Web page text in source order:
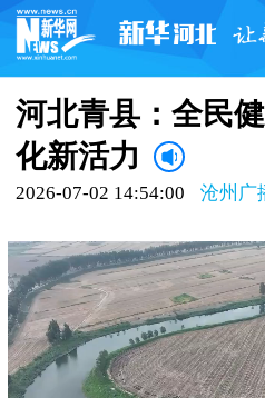
河北青县：全民
化新活力
2026-07-02 14:54:00 沧州广